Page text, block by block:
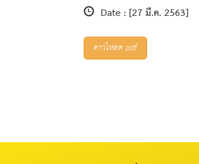
Date : [27 มี.ค. 2563]
ดาวโหลด pdf